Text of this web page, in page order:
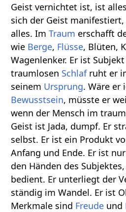
Geist vernichtet ist, ist
sich der Geist
alles. ImTraum erschafft
wie Berge, Flüsse, Blüten,
Wagenlenker. Er ist
traumlosen Schlafruht er
seinem Ursprung. Wäre er
Bewusstsein, müsste er
wenn der Mensch im
Geist ist Jada, dumpf. Er
selbst. Er ist ein Produkt
Anfang und Ende. Er ist
den Händen des
bedient. Er unterliegt der
ständig im Wandel. Er ist
Merkmale sind Freude und